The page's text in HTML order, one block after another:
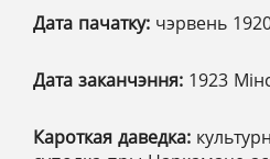
Дата пачатку: чэрвень
Дата заканчэння: 1923
Кароткая даведка: